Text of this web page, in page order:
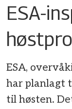
ESA-
ESA,
har planlagt
til høsten.